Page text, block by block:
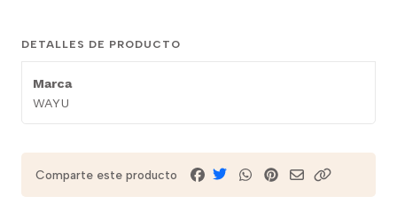
DETALLES DE PRODUCTO
Marca
WAYU
Comparte este producto